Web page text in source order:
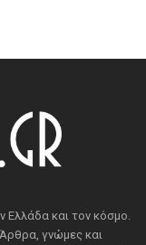
Ελλάδα και τον κόσμο.
γνώμες και